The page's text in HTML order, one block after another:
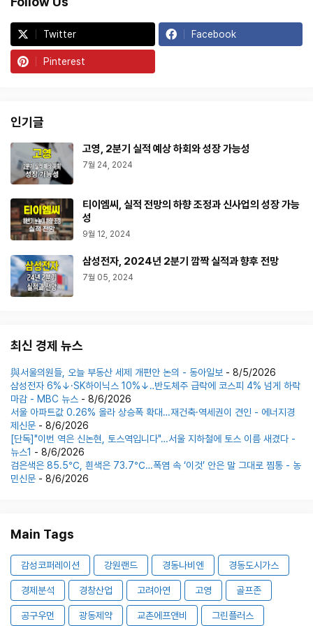
Twitter Facebook
Pinterest
인기글
고영, 2분기 실적 예상 하회와 성장 가능성
7월 24, 2024
티이엠씨, 실적 전망의 하향 조정과 신사업의 성장 가능
성
9월 12, 2024
삼성전자, 2024년 2분기 깜짝 실적과 향후 전망
7월 05, 2024
최신 경제 뉴스
與서울의원들, 오늘 부동산 세제 개편안 논의 - 동아일보 - 8/5/2026
삼성전자 6%↓·SK하이닉스 10%↓‥반도체주 급락에 코스피 4% 넘게 하락
마감 - MBC 뉴스 - 8/6/2026
서울 아파트값 0.26% 올라 상승폭 확대…재건축·역세권이 견인 - 에너지경
제신문 - 8/6/2026
[단독]"이번 역은 신논현, 토스역입니다"…서울 지하철에 토스 이름 새겼다 -
뉴스1 - 8/6/2026
검은색은 85.5℃, 흰색은 73.7℃…폭염 속 ‘이것’ 안은 말 그대로 찜통 - 농
민신문 - 8/6/2026
Main Tags
감성코퍼레이션 강원랜드 경동나비엔 경동도시가스
경제분석 경창산업 고려아연 고영 골프존
공구우먼 광동제약 교촌에프앤비 그린플러스